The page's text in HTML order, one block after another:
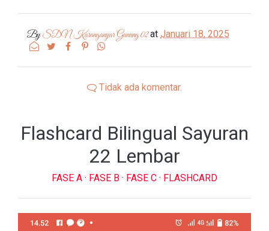
BySDN Karanganyar Gunung 02at Januari 18, 2025
Tidak ada komentar.
Flashcard Bilingual Sayuran
22 Lembar
FASE A · FASE B · FASE C · FLASHCARD